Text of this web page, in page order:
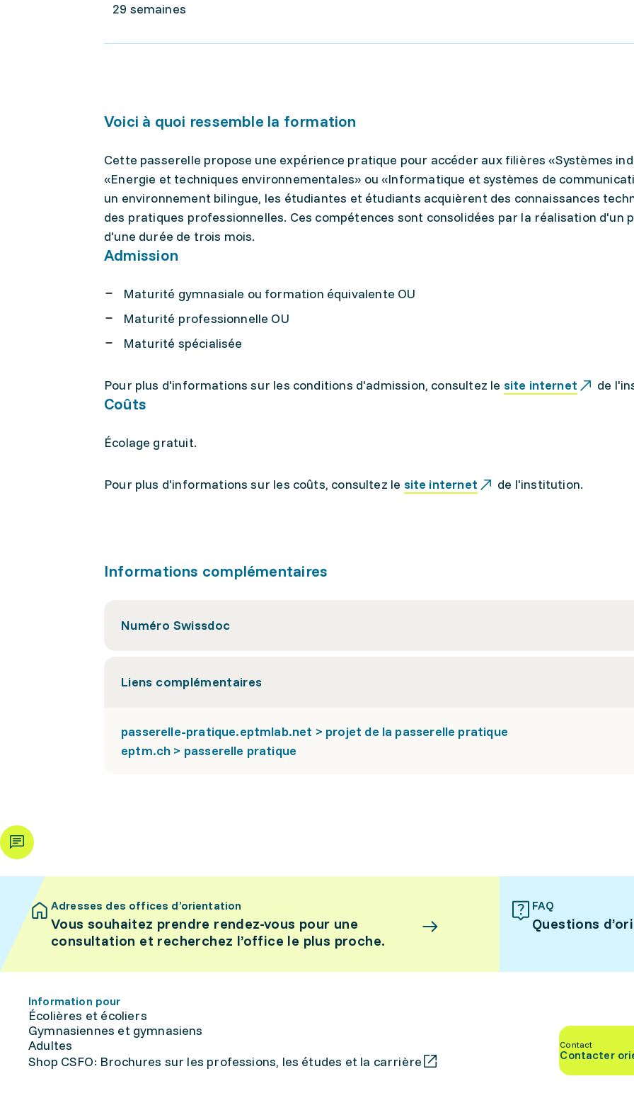
29 semaines
Voici à quoi ressemble la formation
Cette passerelle propose une expérience pratique pour accéder aux filières «Systèmes
«Energie et techniques environnementales» ou «Informatique et systèmes de
un environnement bilingue, les étudiantes et étudiants acquièrent des connaissances
des pratiques professionnelles. Ces compétences sont consolidées par la réalisation d'un
d'une durée de trois mois.
Admission
Maturité gymnasiale ou formation équivalente OU
Maturité professionnelle OU
Maturité spécialisée
Pour plus d'informations sur les conditions d'admission, consultez le site internet de
Coûts
Écolage gratuit.
Pour plus d'informations sur les coûts, consultez le site internet de l'institution.
Informations complémentaires
Numéro Swissdoc
Liens complémentaires
passerelle-pratique.eptmlab.net > projet de la passerelle pratique
eptm.ch > passerelle pratique
Adresses des offices d’orientation
Vous souhaitez prendre rendez-vous pour une
consultation et recherchez l’office le plus proche.
FAQ
Questions
Information pour
Écolières et écoliers
Gymnasiennes et gymnasiens
Adultes
Shop CSFO: Brochures sur les professions, les études et la carrière
Contact
Contacter